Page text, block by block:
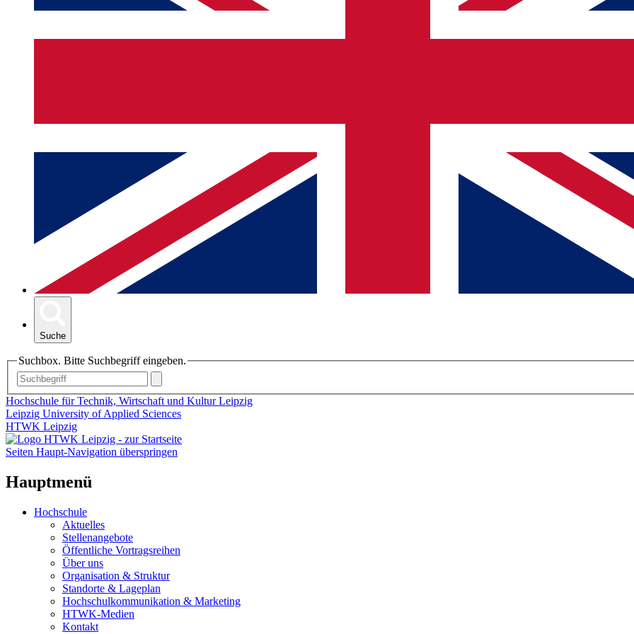
Suche
Suchbox. Bitte Suchbegriff eingeben.
Hochschule für Technik, Wirtschaft und Kultur Leipzig
Leipzig University of Applied Sciences
HTWK Leipzig
Seiten Haupt-Navigation überspringen
Hauptmenü
Hochschule
Aktuelles
Stellenangebote
Öffentliche Vortragsreihen
Über uns
Organisation & Struktur
Standorte & Lageplan
Hochschulkommunikation & Marketing
HTWK-Medien
Kontakt